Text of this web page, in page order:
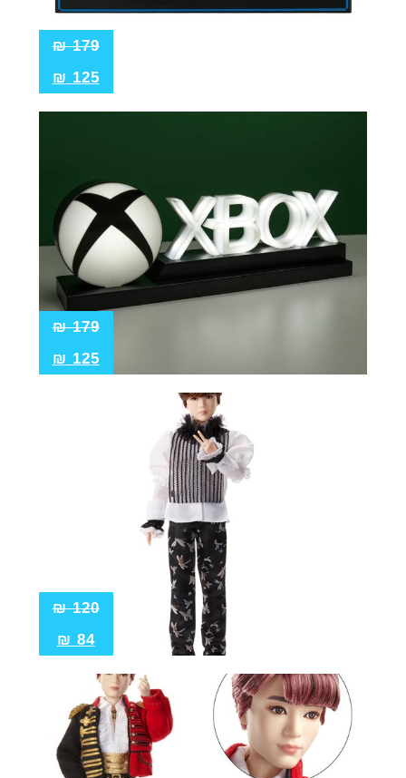
179
₪
125
₪
179
₪
125
₪
120
₪
84
₪